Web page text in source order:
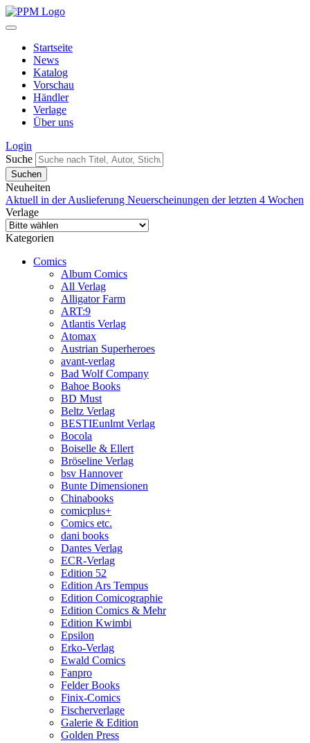
Startseite
News
Katalog
Vorschau
Händler
Verlage
Über uns
Login
Suche
Neuheiten
Aktuell in der Auslieferung Neuerscheinungen der letzten 4 Wochen
Verlage
Kategorien
Comics
Album Comics
All Verlag
Alligator Farm
ART:9
Atlantis Verlag
Atomax
Austrian Superheroes
avant-verlag
Bad Wolf Company
Bahoe Books
BD Must
Beltz Verlag
BESTIEunlmt Verlag
Bocola
Boiselle & Ellert
Bröseline Verlag
bsv Hannover
Bunte Dimensionen
Chinabooks
comicplus+
Comics etc.
dani books
Dantes Verlag
ECR-Verlag
Edition 52
Edition Ars Tempus
Edition Comicographie
Edition Comics & Mehr
Edition Kwimbi
Epsilon
Erko-Verlag
Ewald Comics
Fanpro
Felder Books
Finix-Comics
Fischerverlage
Galerie & Edition
Golden Press